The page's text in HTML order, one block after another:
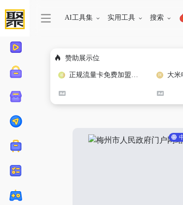
AI工具集 实用工具 搜索
赞助展示位
正规流量卡免费加盟合作 大米